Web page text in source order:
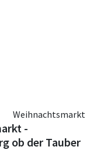
Weihnachtsmarkt
-
ob der Tauber